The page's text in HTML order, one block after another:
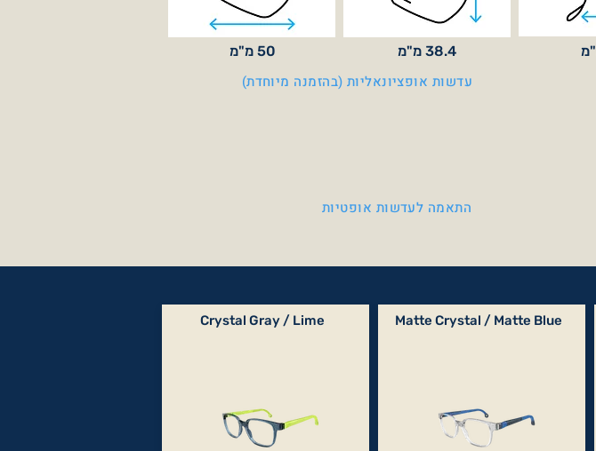
50 מ"מ 38.4 מ"מ
עדשות אופציונאליות (בהזמנה מיוחדת)
התאמה לעדשות אופטיות
Crystal Gray / Lime Matte Crystal / Matte Blue